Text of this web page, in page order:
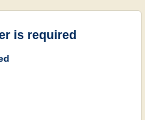
is required